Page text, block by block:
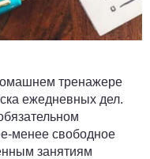
тренажере
ежедневных дел.
менее свободное
занятиям